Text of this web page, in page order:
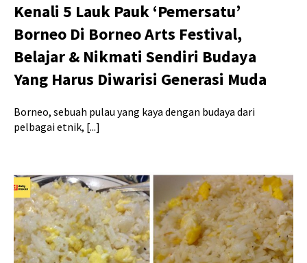
Kenali 5 Lauk Pauk ‘Pemersatu’
Borneo Di Borneo Arts Festival,
Belajar & Nikmati Sendiri Budaya
Yang Harus Diwarisi Generasi Muda
Borneo, sebuah pulau yang kaya dengan budaya dari
pelbagai etnik, [...]